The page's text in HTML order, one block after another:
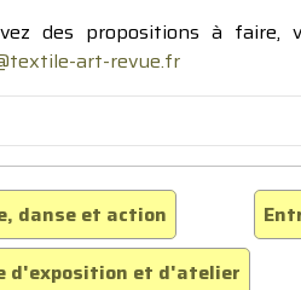
des propositions à faire,
art-revue.fr
danse et action
d'exposition et d'atelier